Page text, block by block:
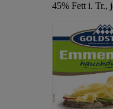
45% Fett i. Tr.,